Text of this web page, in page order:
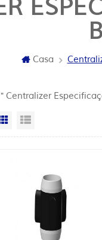
Casa
Centralizer
Vista da grade